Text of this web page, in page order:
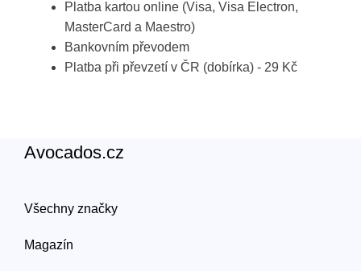
Platba kartou online (Visa, Visa Electron,
MasterCard a Maestro)
Bankovním převodem
Platba při převzetí v ČR (dobírka) - 29 Kč
Avocados.cz
Všechny značky
Magazín